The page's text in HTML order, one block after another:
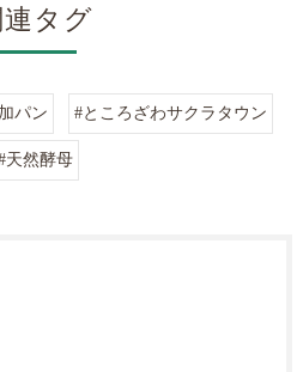
連タグ
パン #ところざわサクラタウン
天然酵母